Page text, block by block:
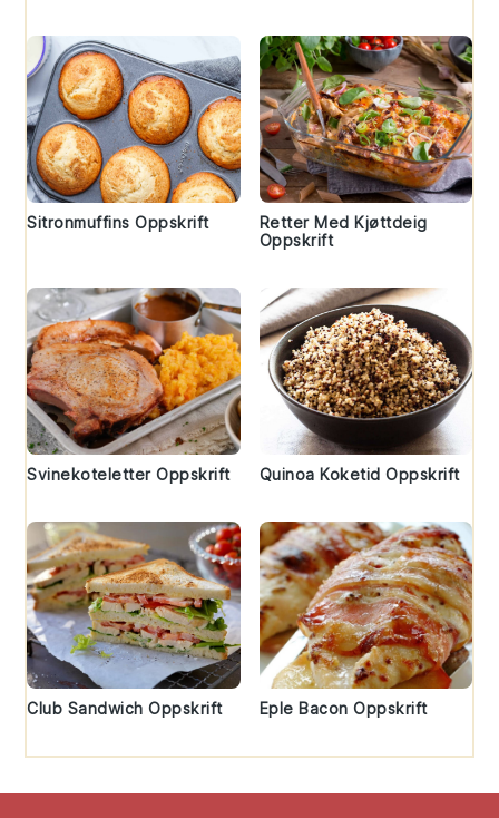
Sitronmuffins Oppskrift
Retter Med Kjøttdeig
Oppskrift
Svinekoteletter Oppskrift Quinoa Koketid Oppskrift
Club Sandwich Oppskrift Eple Bacon Oppskrift